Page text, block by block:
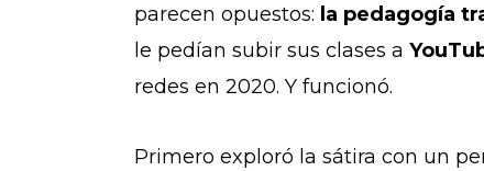
parecen opuestos: la pedagogía
le pedían subir sus clases a
redes en 2020. Y funcionó.
Primero exploró la sátira con un